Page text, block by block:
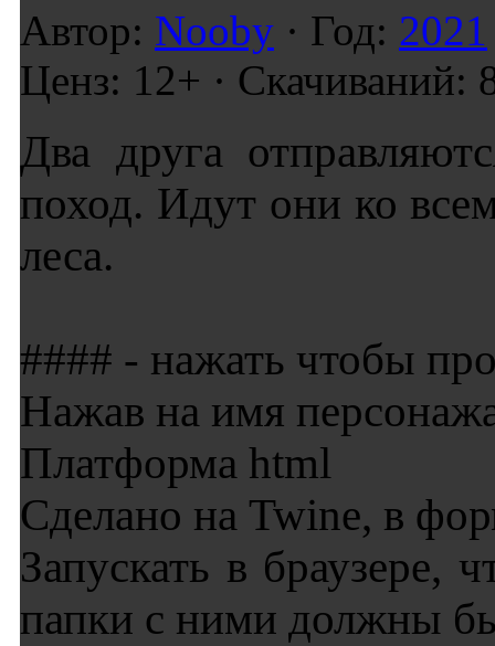
Автор: Nooby · Год: 2021
Ценз: 12+ · Скачиваний:
Два друга
поход. Идут они ко
леса.
#### - нажать чтобы
Нажав на имя
Платформа html
Сделано на Twine, в
Запускать в браузере,
папки с ними должны